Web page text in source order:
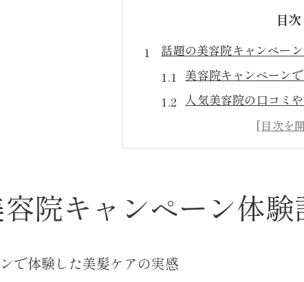
目次
話題の美容院キャンペー
美容院キャンペーン
人気美容院の口コミ
美容院選びに役立つ
美容院のキャンペー
東京都世田谷区大島町で
大島町で美容院を選
院キャンペーン体験
で体験した美髪ケアの実感